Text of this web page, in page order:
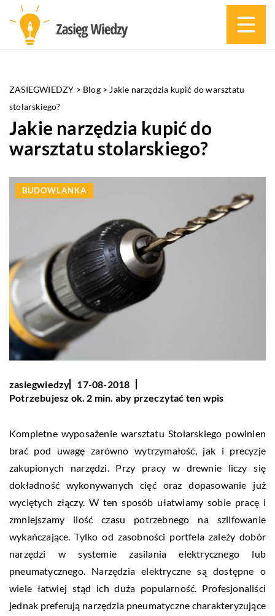
ZASIEGWIEDZY > Blog> Jakie narzędzia kupić do warsztatu
stolarskiego?
Jakie narzędzia kupić do
warsztatu stolarskiego?
BUDOWLANKA
zasiegwiedzy
17-08-2018
Potrzebujesz ok. 2 min. aby przeczytać ten wpis
Kompletne wyposażenie warsztatu Stolarskiego powinien
brać pod uwagę zarówno wytrzymałość, jak i precyzje
zakupionych narzędzi. Przy pracy w drewnie liczy się
dokładność wykonywanych cięć oraz dopasowanie już
wyciętych złączy. W ten sposób ułatwiamy sobie pracę i
zmniejszamy ilość czasu potrzebnego na szlifowanie
wykańczające. Tylko od zasobności portfela zależy dobór
narzędzi w systemie zasilania elektrycznego lub
pneumatycznego. Narzędzia elektryczne są dostępne o
wiele łatwiej stąd ich duża popularność. Profesjonaliści
jednak preferują narzędzia pneumatyczne charakteryzujące